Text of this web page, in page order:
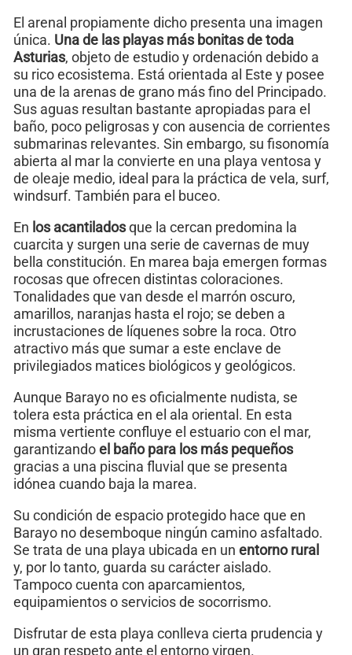
El arenal propiamente dicho presenta una imagen
única. Una de las playas más bonitas de toda
Asturias, objeto de estudio y ordenación debido a
su rico ecosistema. Está orientada al Este y posee
una de la arenas de grano más fino del Principado.
Sus aguas resultan bastante apropiadas para el
baño, poco peligrosas y con ausencia de corrientes
submarinas relevantes. Sin embargo, su fisonomía
abierta al mar la convierte en una playa ventosa y
de oleaje medio, ideal para la práctica de vela, surf,
windsurf. También para el buceo.
En los acantiladosque la cercan predomina la
cuarcita y surgen una serie de cavernas de muy
bella constitución. En marea baja emergen formas
rocosas que ofrecen distintas coloraciones.
Tonalidades que van desde el marrón oscuro,
amarillos, naranjas hasta el rojo; se deben a
incrustaciones de líquenes sobre la roca. Otro
atractivo más que sumar a este enclave de
privilegiados matices biológicos y geológicos.
Aunque Barayo no es oficialmente nudista, se
tolera esta práctica en el ala oriental. En esta
misma vertiente confluye el estuario con el mar,
garantizandoel baño para los más pequeños
gracias a una piscina fluvial que se presenta
idónea cuando baja la marea.
Su condición de espacio protegido hace que en
Barayo no desemboque ningún camino asfaltado.
Se trata de una playa ubicada en un entorno rural
y, por lo tanto, guarda su carácter aislado.
Tampoco cuenta con aparcamientos,
equipamientos o servicios de socorrismo.
Disfrutar de esta playa conlleva cierta prudencia y
un gran respeto ante el entorno virgen.